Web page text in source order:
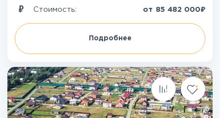
Стоимость: от 85 482 000₽
Подробнее